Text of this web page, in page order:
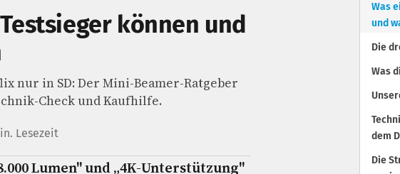
können und
nur in SD: Der Mini-Beamer-Ratgeber
Check und Kaufhilfe.
Lesezeit
Lumen" und „4K-Unterstützung"
Was
und
Die
Was
dem
Die